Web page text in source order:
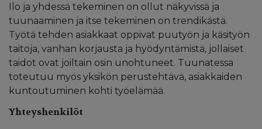
Ilo ja yhdessä tekeminen on ollut näkyvissä ja
tuunaaminen ja itse tekeminen on trendikästä.
Työtä tehden asiakkaat oppivat puutyön ja käsityön
taitoja, vanhan korjausta ja hyödyntämistä, jollaiset
taidot ovat joiltain osin unohtuneet. Tuunatessa
toteutuu myös yksikön perustehtävä, asiakkaiden
kuntoutuminen kohti työelämää.
Yhteyshenkilöt